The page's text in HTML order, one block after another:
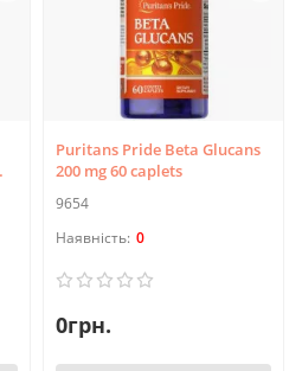
Puritans Pride Beta Glucans
200 mg 60 caplets
9654
0
0грн.